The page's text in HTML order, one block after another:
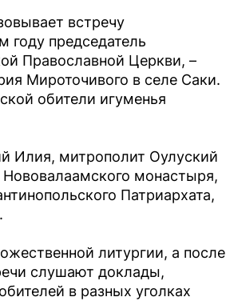
встречу
году председатель
Православной Церкви, –
Мироточивого в селе Саки.
обители игуменья
Илия, митрополит Оулуский
монастыря,
Патриархата,
литургии, а после
слушают доклады,
в разных уголках